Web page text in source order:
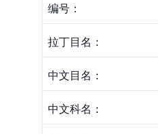
编号：
拉丁目名：
中文目名：
中文科名：